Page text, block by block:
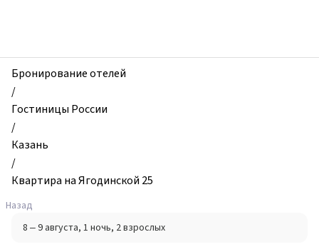
и
квартиры,
Квартира
на
Ягодинской
25,
Казань,
Россия
Бронирование отелей
/
Гостиницы России
/
Казань
/
Квартира на Ягодинской 25
Назад
8 – 9 августа, 1 ночь, 2 взрослых